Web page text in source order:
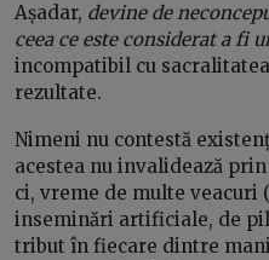
Așadar, devine de
ceea ce este considerat a fi
incompatibil cu
rezultate.
Nimeni nu contestă
acestea nu invalidează
ci, vreme de multe veacuri
inseminări artificiale, de
tribut în fiecare dintre